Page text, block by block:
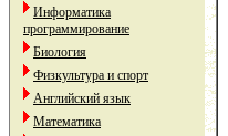
Информатика
программирование
Биология
Физкультура и спорт
Английский язык
Математика